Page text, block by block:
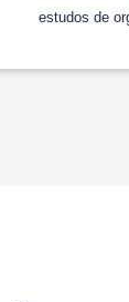
estudos de